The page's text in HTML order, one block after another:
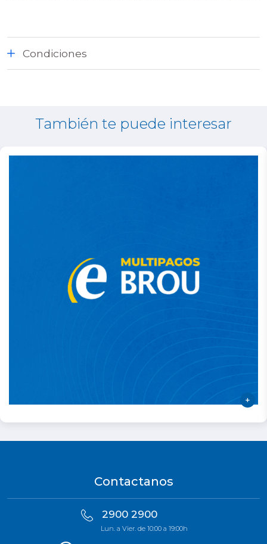
Condiciones
También te puede interesar
Contactanos
2900 2900
Lun. a Vier. de 10:00 a 19:00h